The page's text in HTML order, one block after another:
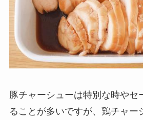
豚チャーシューは特別な時やセ
ることが多いですが、鶏チャー